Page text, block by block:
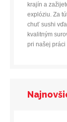
krajín a
explóziu. Za
chuť sushi
kvalitným
pri našej